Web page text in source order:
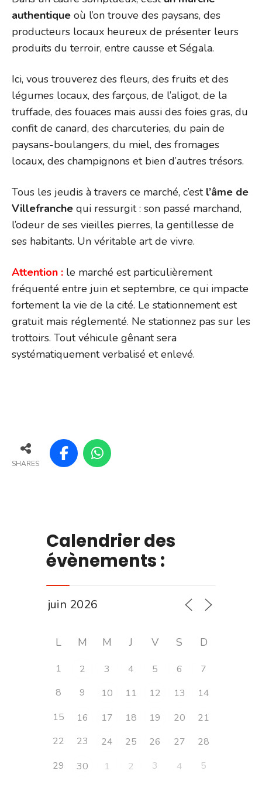
authentique où l’on trouve des paysans, des
producteurs locaux heureux de présenter leurs
produits du terroir, entre causse et Ségala.
Ici, vous trouverez des fleurs, des fruits et des
légumes locaux, des farçous, de l’aligot, de la
truffade, des fouaces mais aussi des foies gras, du
confit de canard, des charcuteries, du pain de
paysans-boulangers, du miel, des fromages
locaux, des champignons et bien d’autres trésors.
Tous les jeudis à travers ce marché, c’est l’âme de
Villefranche qui ressurgit : son passé marchand,
l’odeur de ses vieilles pierres, la gentillesse de
ses habitants. Un véritable art de vivre.
Attention : le marché est particulièrement
fréquenté entre juin et septembre, ce qui impacte
fortement la vie de la cité. Le stationnement est
gratuit mais réglementé. Ne stationnez pas sur les
trottoirs. Tout véhicule gênant sera
systématiquement verbalisé et enlevé.
SHARES
Calendrier des
évènements :
L M M J V S D
1 2 3 4 5 6
7
8
9 10 11 12 13
14
15
16 17 18 19 20
21
22
23 24 25 26 27
28
29
30 1 2 3 4 5